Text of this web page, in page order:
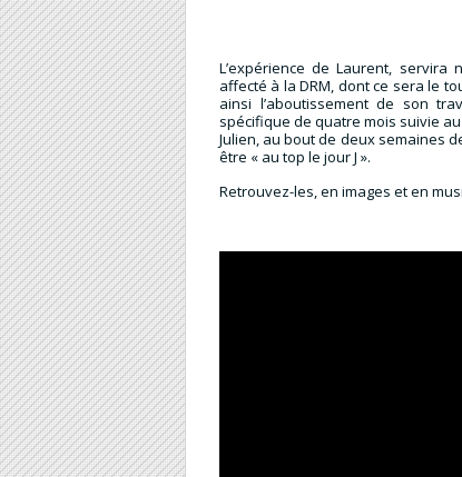
L’expérience de Laurent,
affecté à la DRM, dont ce sera le
ainsi l’aboutissement de son
spécifique de quatre mois suivie
Julien, au bout de deux semaines
être « au top le jour J ».
Retrouvez-les, en images et en